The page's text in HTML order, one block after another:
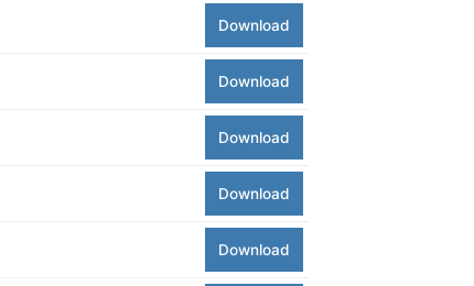
Download
Download
Download
Download
Download